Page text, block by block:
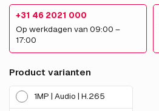
+31 46 2021 000
Op werkdagen van 09:00 –
17:00
Product varianten
1MP | Audio | H.265